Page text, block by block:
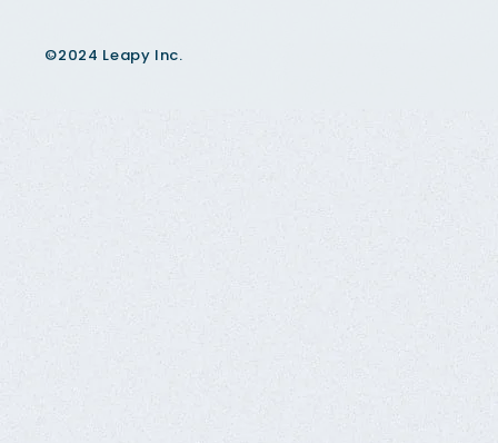
©2024 Leapy Inc.